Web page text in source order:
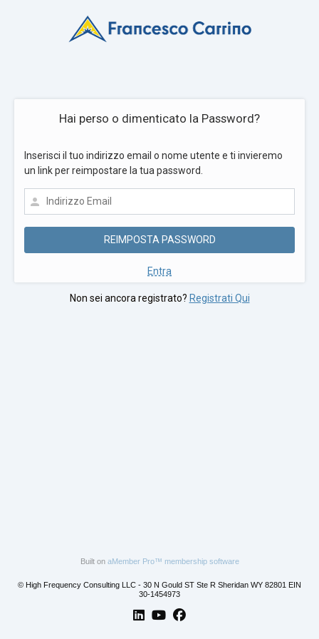
Hai perso o dimenticato la Password?
Inserisci il tuo indirizzo email o nome utente e ti invieremo
un link per reimpostare la tua password.
Entra
Non sei ancora registrato? Registrati Qui
Built on aMember Pro™ membership software
© High Frequency Consulting LLC - 30 N Gould ST Ste R Sheridan WY 82801 EIN
30-1454973